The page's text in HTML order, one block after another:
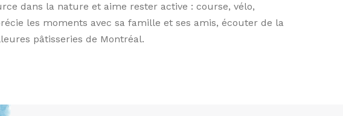
dans la nature et aime rester active : course, vélo,
les moments avec sa famille et ses amis, écouter de la
pâtisseries de Montréal.